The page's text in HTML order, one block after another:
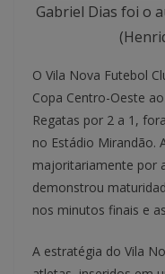
Gabriel Dias foi o
O Vila Nova Futebol
Copa Centro-Oeste
Regatas por 2 a 1,
no Estádio Mirandão.
majoritariamente por
demonstrou
nos minutos finais e
A estratégia do Vila